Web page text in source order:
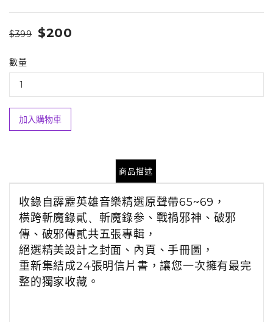
$399 $200
數量
加入購物車
商品描述
收錄自霹靂英雄音樂精選原聲帶65~69 ，
橫跨斬魔錄貳、 斬魔錄参 、 戰禍邪神 、 破邪
傳 、 破邪傳貳共五張專輯，
絕選精美設計之封面、內頁、手冊圖，
重新集結成24張明信片書，讓您一次擁有最完
整的獨家收藏。